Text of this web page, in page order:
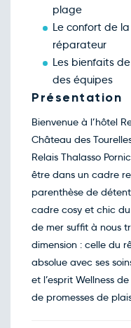
plage
Le confort de
réparateur
Les bienfaits
des équipes
Présentation
Bienvenue à l’hôtel
Château des
Relais Thalasso
être dans un cadre
parenthèse de
cadre cosy et chic
de mer suffit à nous
dimension : celle du
absolue avec ses
et l’esprit Wellness
de promesses de